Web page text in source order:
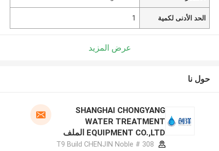
الحد الأدنى لكمية 1
عرض المزيد
حول نا
SHANGHAI CHONGYANG
WATER TREATMENT
EQUIPMENT CO.,LTD الملف
الشركة المصنعة308 # T9 Build CHENJIN Noble